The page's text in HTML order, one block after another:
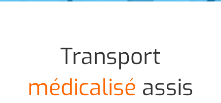
Transport
médicalisé assis